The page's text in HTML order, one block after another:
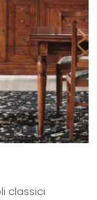
classici